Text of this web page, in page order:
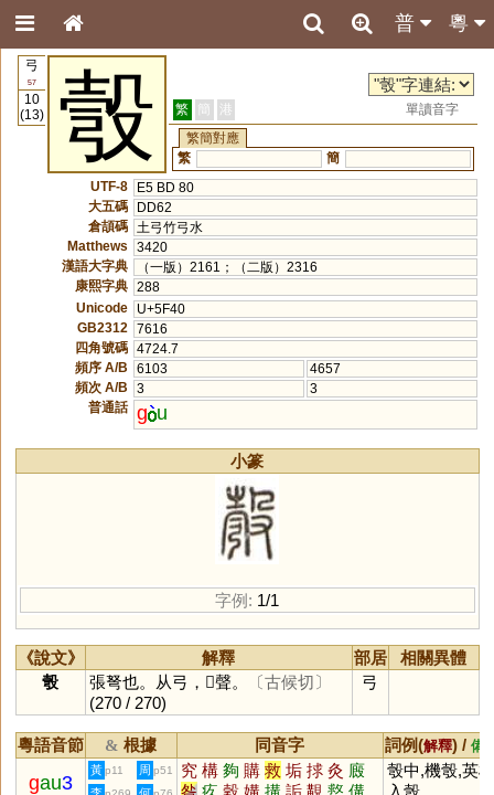
粵
普
弓
57
10
(13)
彀 繁 簡 港
單讀音字
繁簡對應
繁
簡
UTF-8
E5 BD 80
大五碼
DD62
倉頡碼
土弓竹弓水
Matthews
3420
漢語大字典
（一版）2161；（二版）2316
康熙字典 288
Unicode
U+5F40
GB2312
7616
四角號碼 4724.7
頻序 A/B
6103
4657
頻次 A/B
3
3
普通話 g u
小篆
字例: 1/1
《說文》 解釋 部居
相關異體
彀
張弩也。从弓，𣪊聲。
〔古候切〕
(270 / 270)
弓
粵語音節 & 根據 同音字 詞例(解釋) / 備
gau3
黃 p11 周 p51 究 構 夠 購 救 垢 捄 灸 廄
彀中,機彀,英雄